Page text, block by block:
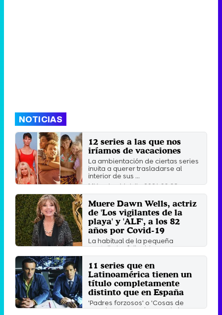
NOTICIAS
12 series a las que nos
iríamos de vacaciones
La ambientación de ciertas series
invita a querer trasladarse al
interior de sus ...
Miércoles 14 Julio 2021 09:23
Muere Dawn Wells, actriz
de 'Los vigilantes de la
playa' y 'ALF', a los 82
años por Covid-19
La habitual de la pequeña
pantalla ha fallecido por
complicaciones de salud
relacionadas ...
Jueves 31 Diciembre 2020 16:24
11 series que en
Latinoamérica tienen un
título completamente
distinto que en España
'Padres forzosos' o 'Cosas de
marcianos' son algunas de las